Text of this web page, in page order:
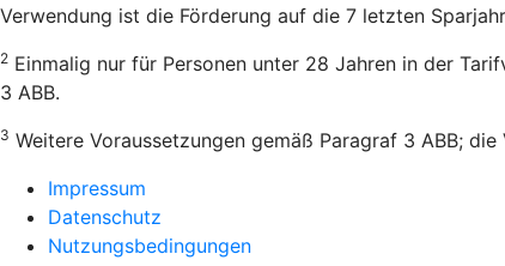
Verwendung ist die Förderung auf die 7 letzten
2 Einmalig nur für Personen unter 28 Jahren in der
3 ABB.
3 Weitere Voraussetzungen gemäß Paragraf 3 ABB;
Impressum
Datenschutz
Nutzungsbedingungen